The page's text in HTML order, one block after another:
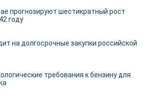
прогнозируют шестикратный рост
году
на долгосрочные закупки российской
требования к бензину для